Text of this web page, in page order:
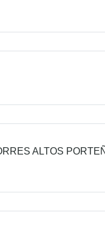
ALTOS